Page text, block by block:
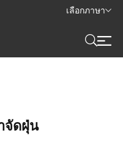
เลือกภาษา
จัดฝุ่น